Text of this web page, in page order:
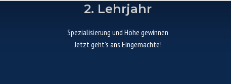
2. Lehrjahr
Spezialisierung und Höhe gewinnen
Jetzt geht’s ans Eingemachte!
zweiten Jahr wirst du selbstständiger und
lernst die verschiedenen Spezialgebiete des